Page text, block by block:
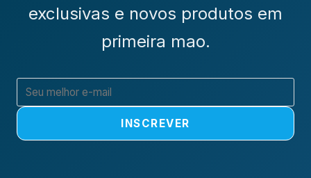
exclusivas e novos produtos em
primeira mao.
INSCREVER